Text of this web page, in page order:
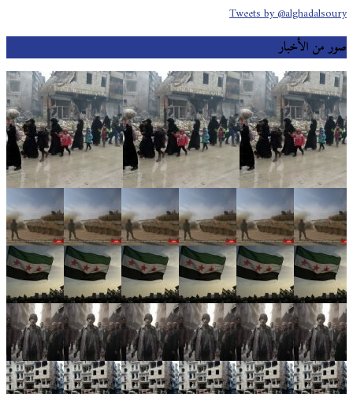
Tweets by @alghadalsoury
صور من الأخبار